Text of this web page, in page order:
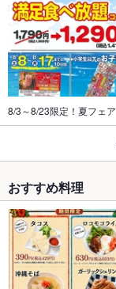
8/3～8/23限定！夏フェア
おすすめ料理